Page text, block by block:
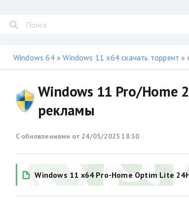
Windows 64»Windows 11 x64 скачать торрент »
Windows 11 Pro/Home
рекламы
С обновлениями от 24/05/2025 18:30
Windows 11 x64 Pro-Home Optim Lite